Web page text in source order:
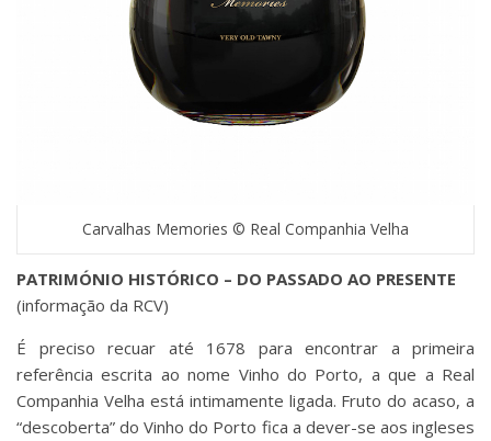
Carvalhas Memories © Real Companhia Velha
PATRIMÓNIO HISTÓRICO – DO PASSADO AO PRESENTE
(informação da RCV)
É preciso recuar até 1678 para encontrar a primeira
referência escrita ao nome Vinho do Porto, a que a Real
Companhia Velha está intimamente ligada. Fruto do acaso, a
“descoberta” do Vinho do Porto fica a dever-se aos ingleses